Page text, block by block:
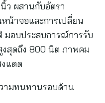
ว ผสานกับอัตรา
หน้าจอและการเปลี่ยน
มอบประสบการณ์การรับ
งสุดถึง 800 นิต ภาพคม
แดด
ามทนทานรอบด้าน